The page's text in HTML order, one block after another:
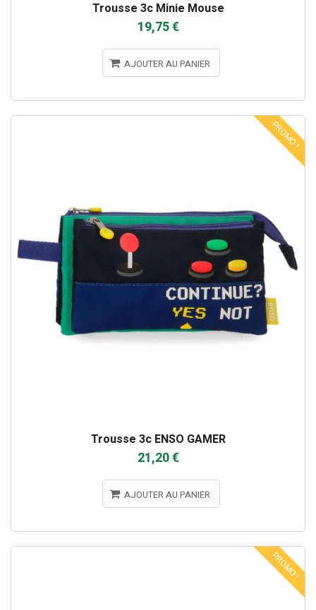
Trousse 3c Minie Mouse
19,75 €
AJOUTER AU PANIER
PROMO !
Trousse 3c ENSO GAMER
21,20 €
AJOUTER AU PANIER
PROMO !